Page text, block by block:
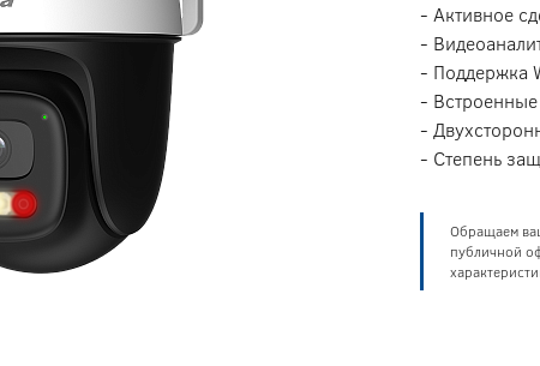
- Активное
-
- Поддержка
-
-
- Степень
Обращаем
публичной